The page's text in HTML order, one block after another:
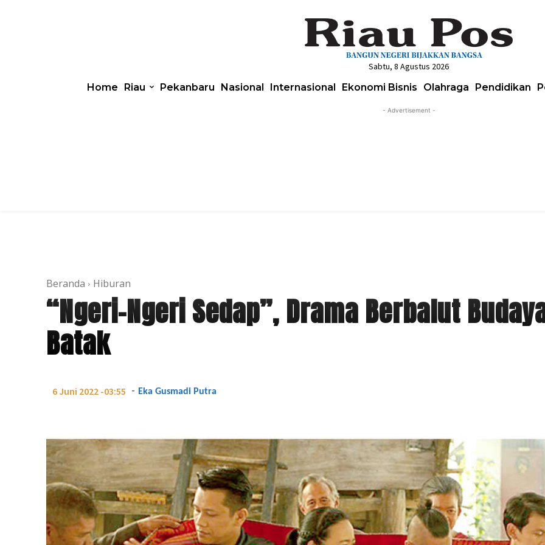
Sabtu, 8 Agustus 2026
Home Riau Pekanbaru Nasional Internasional Ekonomi Bisnis Olahraga Pendidikan
- Advertisement -
Beranda Hiburan
“Ngeri-Ngeri Sedap”, Drama Berbalut
Batak
6 Juni 2022 -03:55 - Eka Gusmadi Putra